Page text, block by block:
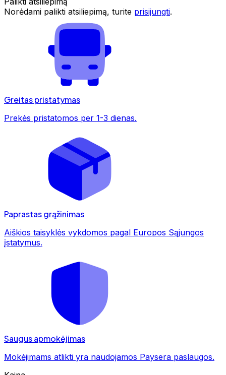
Norėdami palikti atsiliepimą, turite prisijungti.
Greitas pristatymas
Prekės pristatomos per 1-3 dienas.
Paprastas grąžinimas
Aiškios taisyklės vykdomos pagal Europos Sąjungos
įstatymus.
Saugus apmokėjimas
Mokėjimams atlikti yra naudojamos Paysera paslaugos.